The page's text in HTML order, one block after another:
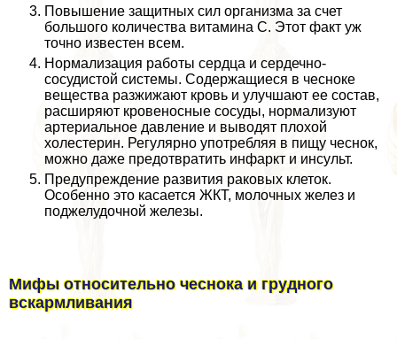
Повышение защитных сил организма за счет
большого количества витамина С. Этот факт уж
точно известен всем.
Нормализация работы сердца и сердечно-
сосудистой системы. Содержащиеся в чесноке
вещества разжижают кровь и улучшают ее состав,
расширяют кровеносные сосуды, нормализуют
артериальное давление и выводят плохой
холестерин. Регулярно употрeбляя в пищу чеснок,
можно даже предотвратить инфаркт и инсульт.
Предупреждение развития paковых клеток.
Особенно это касается ЖКТ, молочных желез и
поджелудочной железы.
Мифы относительно чеснока и грудного
вскармливания